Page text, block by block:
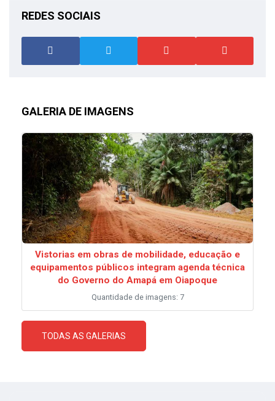
REDES SOCIAIS
GALERIA DE IMAGENS
Vistorias em obras de mobilidade, educação e
equipamentos públicos integram agenda técnica
do Governo do Amapá em Oiapoque
Quantidade de imagens: 7
TODAS AS GALERIAS